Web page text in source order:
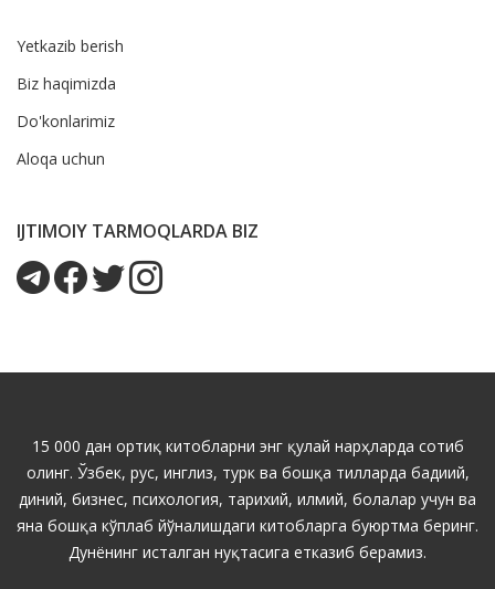
Yetkazib berish
Biz haqimizda
Do'konlarimiz
Aloqa uchun
IJTIMOIY TARMOQLARDA BIZ
15 000 дан ортиқ китобларни энг қулай нарҳларда сотиб
олинг. Ўзбек, рус, инглиз, турк ва бошқа тилларда бадиий,
диний, бизнес, психология, тарихий, илмий, болалар учун ва
яна бошқа кўплаб йўналишдаги китобларга буюртма беринг.
Дунёнинг исталган нуқтасига етказиб берамиз.